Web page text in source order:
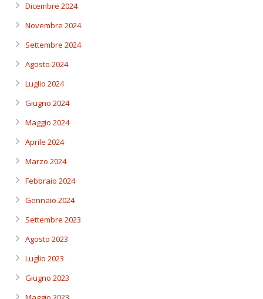
Dicembre 2024
Novembre 2024
Settembre 2024
Agosto 2024
Luglio 2024
Giugno 2024
Maggio 2024
Aprile 2024
Marzo 2024
Febbraio 2024
Gennaio 2024
Settembre 2023
Agosto 2023
Luglio 2023
Giugno 2023